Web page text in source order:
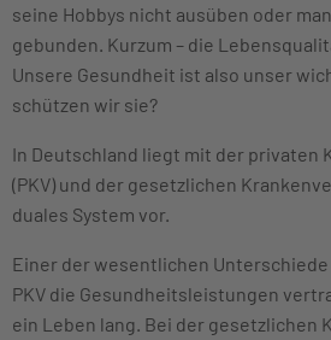
seine Hobbys nicht ausüben oder
gebunden. Kurzum – die
Unsere Gesundheit ist also unser
schützen wir sie?
In Deutschland liegt mit der privaten
(PKV) und der gesetzlichen
duales System vor.
Einer der wesentlichen
PKV die Gesundheitsleistungen
ein Leben lang. Bei der gesetzlichen